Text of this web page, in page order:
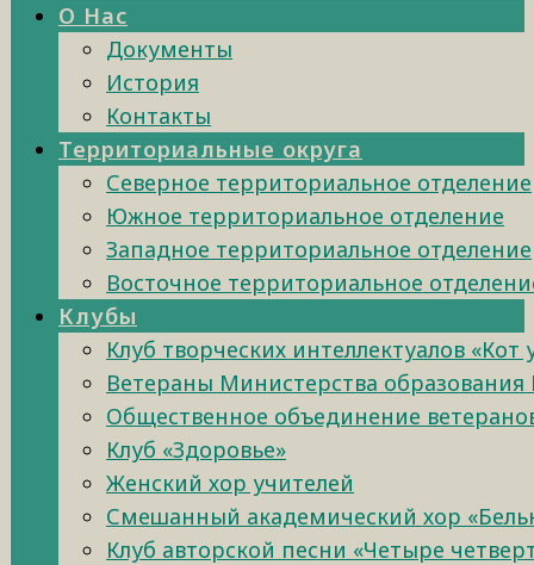
О Нас
Документы
История
Контакты
Территориальные округа
Северное территориальное отделение
Южное территориальное отделение
Западное территориальное отделение
Восточное территориальное
Клубы
Клуб творческих интеллектуалов «Кот
Ветераны Министерства образования
Общественное объединение
Клуб «Здоровье»
Женский хор учителей
Смешанный академический хор
Клуб авторской песни «Четыре